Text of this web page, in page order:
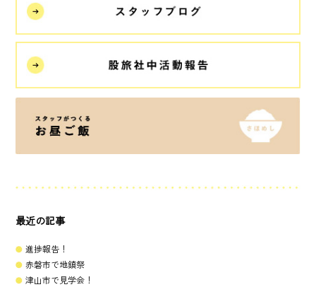
最近の記事
進捗報告！
赤磐市で地鎮祭
津山市で見学会！